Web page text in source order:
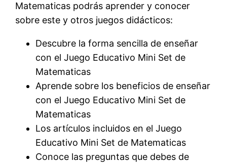
Matematicas podrás aprender y conocer
sobre este y otros juegos didácticos:
Descubre la forma sencilla de enseñar
con el Juego Educativo Mini Set de
Matematicas
Aprende sobre los beneficios de enseñar
con el Juego Educativo Mini Set de
Matematicas
Los artículos incluidos en el Juego
Educativo Mini Set de Matematicas
Conoce las preguntas que debes de